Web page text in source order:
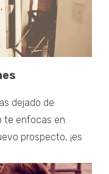
dejado de
te enfocas en
prospecto, ¡es